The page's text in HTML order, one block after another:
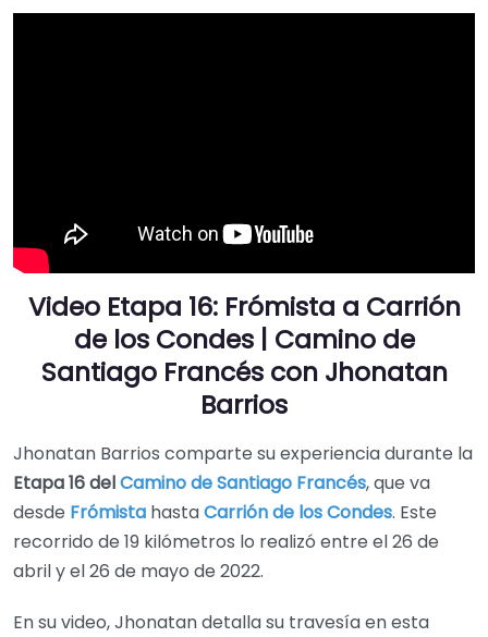
Video Etapa 16: Frómista a Carrión
de los Condes | Camino de
Santiago Francés con Jhonatan
Barrios
Jhonatan Barrios comparte su experiencia durante la
Etapa 16 delCamino de Santiago Francés, que va
desde Frómista hastaCarrión de los Condes. Este
recorrido de 19 kilómetros lo realizó entre el 26 de
abril y el 26 de mayo de 2022.
En su video, Jhonatan detalla su travesía en esta